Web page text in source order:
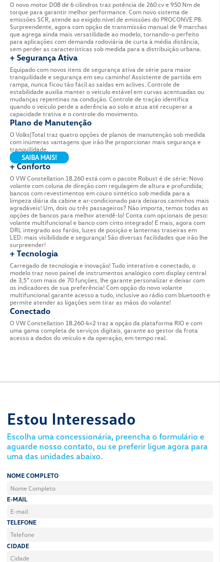
ATRIBUTOS GALERIA
+ Eficiência
O novo motor D08 de 6 cilindros traz potência de
torque para garantir melhor performance. Com
emissões SCR, atende ao exigido nível de emissões
Surpreendente, agora com opção de transmissão
que agrega ainda mais versatilidade ao modelo,
para aplicações com demanda rodoviária de curta
sem perder as características sob medida para a
+ Segurança Ativa
Equipado com novos itens de segurança ativa de
tranquilidade e segurança em seu caminho!
rampa, nunca ficou tão fácil as saídas em aclives.
estabilidade auxilia manter o veículo estável em
mudanças repentinas na condução. Controle de
quando o veículo perde a aderência ao solo e atua
O Volks|Total traz quatro opções de planos de
SAIBA MAIS!
+ Conforto
O VW Constellation 18.260 está com o pacote
volante com coluna de direção com regulagem de
limpeza diária da cabine e ar-condicionado para
agradáveis! Um, dois ou três passageiros? Não
opções de bancos para melhor atendê-lo! Conta
volante multifuncional e banco com cinto
DRL integrado aos faróis, luzes de posição e
LED: mais visibilidade e segurança! São diversas
surpreender!
+ Tecnologia